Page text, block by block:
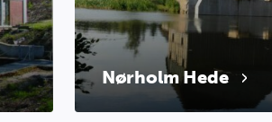
Nørholm Hede